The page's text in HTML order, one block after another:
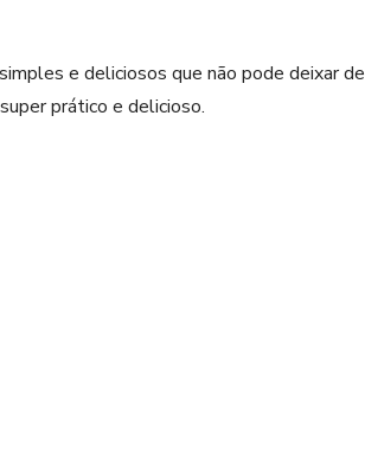
e deliciosos que não pode deixar de
prático e delicioso.